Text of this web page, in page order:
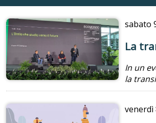
sabato
La
In un
la
venerdì